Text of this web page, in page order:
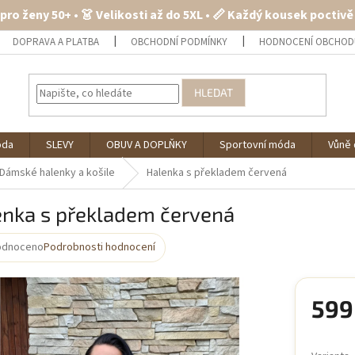
ženy 50+ • 👗 Velikosti až do 5XL • 📏 Každý kousek
DOPRAVA A PLATBA OBCHODNÍ PODMÍNKY HODNOCENÍ
HLEDAT
SLEVY OBUV A DOPLŇKY Sportovní móda
Dámské halenky a košile Halenka s překladem červená
s překladem červená
Podrobnosti hodnocení